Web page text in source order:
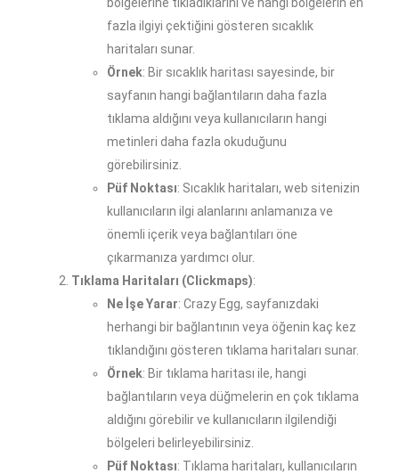
fazla ilgiyi çektiğini gösteren sıcaklık
haritaları sunar.
Örnek: Bir sıcaklık haritası sayesinde, bir
sayfanın hangi bağlantıların daha fazla
tıklama aldığını veya kullanıcıların hangi
metinleri daha fazla okuduğunu
görebilirsiniz.
Püf Noktası: Sıcaklık haritaları, web sitenizin
kullanıcıların ilgi alanlarını anlamanıza ve
önemli içerik veya bağlantıları öne
çıkarmanıza yardımcı olur.
Tıklama Haritaları (Clickmaps):
Ne İşe Yarar: Crazy Egg, sayfanızdaki
herhangi bir bağlantının veya öğenin kaç kez
tıklandığını gösteren tıklama haritaları sunar.
Örnek: Bir tıklama haritası ile, hangi
bağlantıların veya düğmelerin en çok tıklama
aldığını görebilir ve kullanıcıların ilgilendiği
bölgeleri belirleyebilirsiniz.
Püf Noktası: Tıklama haritaları, kullanıcıların